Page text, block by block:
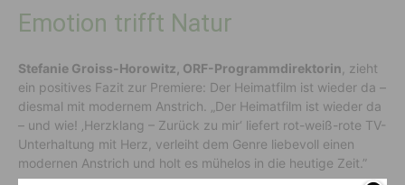
Emotion trifft Natur
Stefanie Groiss-Horowitz, ORF-Programmdirektorin , zieht
ein positives Fazit zur Premiere: Der Heimatfilm ist wieder da –
diesmal mit modernem Anstrich. „Der Heimatfilm ist wieder da
– und wie! ‚Herzklang – Zurück zu mir‘ liefert rot-weiß-rote TV-
Unterhaltung mit Herz, verleiht dem Genre liebevoll einen
modernen Anstrich und holt es mühelos in die heutige Zeit.”